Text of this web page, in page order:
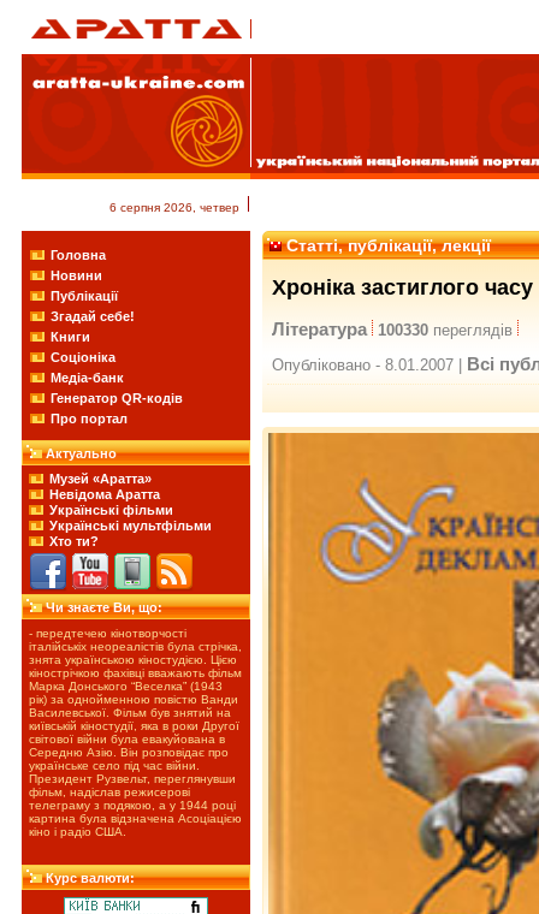
6 серпня 2026, четвер
Головна
Новини
Публікації
Згадай себе!
Книги
Соціоніка
Медіа-банк
Генератор QR-кодів
Про портал
Актуально
Музей «Аратта»
Невідома Аратта
Українські фільми
Українські мультфільми
Хто ти?
Чи знаєте Ви, що:
- передтечею кінотворчості
італійськіх неореалістів була стрічка,
знята українською кіностудією. Цією
кінострічкою фахівці вважають фільм
Марка Донського “Веселка” (1943
рік) за однойменною повістю Ванди
Василевської. Фільм був знятий на
київській кіностудії, яка в роки Другої
світової війни була евакуйована в
Середню Азію. Він розповідає про
українське село під час війни.
Президент Рузвельт, переглянувши
фільм, надіслав режисерові
телеграму з подякою, а у 1944 році
картина була відзначена Асоціацією
кіно і радіо США.
Курс валюти:
Статті, публікації, лекції
Хроніка застиглого часу
Література 100330 переглядів
Опубліковано - 8.01.2007 | Всі